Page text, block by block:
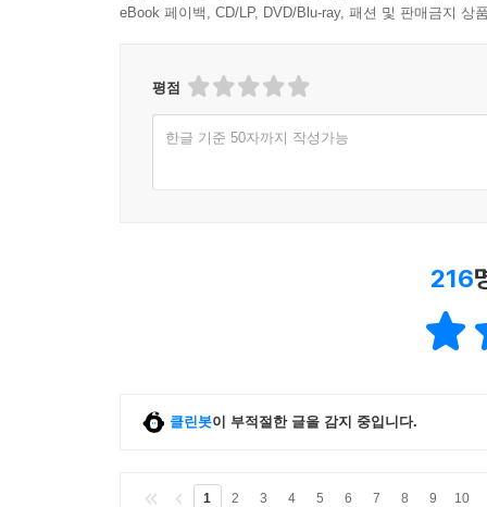
eBook 페이백, CD/LP, DVD/Blu-ray, 패션 및 판매금지 상
평점
한글 기준 50자까지 작성가능
216
클린봇이 부적절한 글을 감지 중입니다.
1 2 3 4 5 6 7 8 9 10